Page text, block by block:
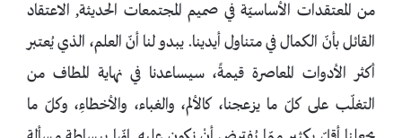
من المعتقدات الأساسيّة في صميم المجتمعات الحديثة, الاعتقاد
القائل بأنّ الكمال في متناول أيدينا. يبدو لنا أنّ العلم، الذي يُعتبر
أكثر الأدوات المعاصرة قيمةً، سيساعدنا في نهاية المطاف من
التغلّب على كلّ ما يزعجنا، كالألم، والغباء، والأخطاءِ، وكلّ ما